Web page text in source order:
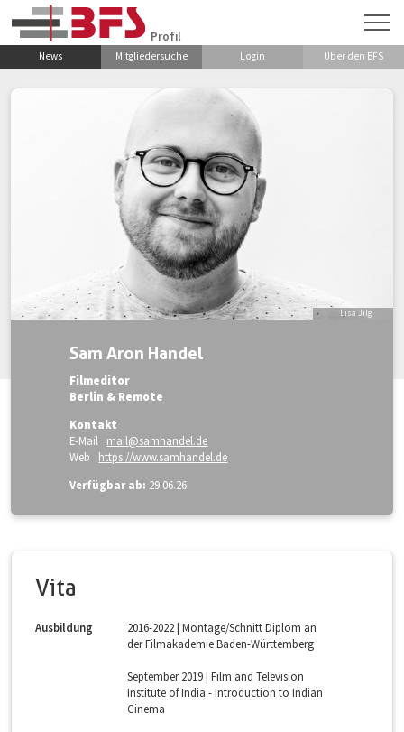
Zum Hauptinhalt springen
Profil
News Mitgliedersuche Login Über den BFS
Sam Aron Handel
Filmeditor
Berlin & Remote
Kontakt
E-Mail
mail@samhandel.de
Web
https://www.samhandel.de
Verfügbar ab: 29.06.26
Lisa Jilg
Vita
Ausbildung
2016-2022 | Montage/Schnitt Diplom an
der Filmakademie Baden-Württemberg
September 2019 | Film and Television
Institute of India - Introduction to Indian
Cinema